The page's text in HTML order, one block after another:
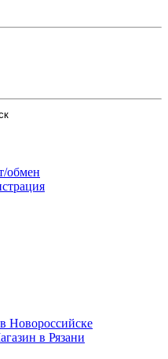
обмен